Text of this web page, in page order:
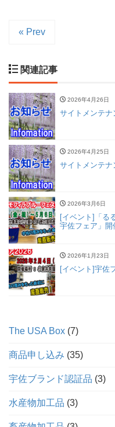
« Prev
関連記事
2026年4月26日
サイトメンテ
2026年4月25日
サイトメンテナ
2026年3月6日
[イベント]「る
宇佐フェア」開
2026年1月23日
[イベント]宇佐
The USA Box 7
商品申し込み 35
宇佐ブランド認証品 3
水産物加工品 3